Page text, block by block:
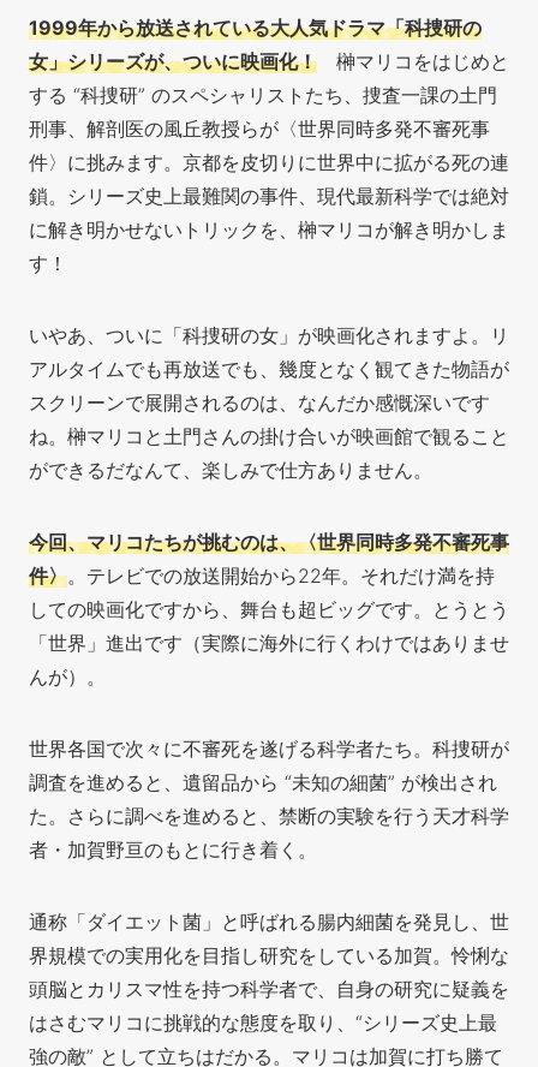
1999年から放送されている大人気ドラマ「科捜研の
女」シリーズが、ついに映画化！ 榊マリコをはじめと
する “科捜研” のスペシャリストたち、捜査一課の土門
刑事、解剖医の風丘教授らが〈世界同時多発不審死事
件〉に挑みます。京都を皮切りに世界中に拡がる死の連
鎖。シリーズ史上最難関の事件、現代最新科学では絶対
に解き明かせないトリックを、榊マリコが解き明かしま
す！
いやあ、ついに「科捜研の女」が映画化されますよ。リ
アルタイムでも再放送でも、幾度となく観てきた物語が
スクリーンで展開されるのは、なんだか感慨深いです
ね。榊マリコと土門さんの掛け合いが映画館で観ること
ができるだなんて、楽しみで仕方ありません。
今回、マリコたちが挑むのは、〈世界同時多発不審死事
件〉。テレビでの放送開始から22年。それだけ満を持
しての映画化ですから、舞台も超ビッグです。とうとう
「世界」進出です（実際に海外に行くわけではありませ
んが）。
世界各国で次々に不審死を遂げる科学者たち。科捜研が
調査を進めると、遺留品から “未知の細菌” が検出され
た。さらに調べを進めると、禁断の実験を行う天才科学
者・加賀野亘のもとに行き着く。
通称「ダイエット菌」と呼ばれる腸内細菌を発見し、世
界規模での実用化を目指し研究をしている加賀。怜悧な
頭脳とカリスマ性を持つ科学者で、自身の研究に疑義を
はさむマリコに挑戦的な態度を取り、“シリーズ史上最
強の敵” として立ちはだかる。マリコは加賀に打ち勝て